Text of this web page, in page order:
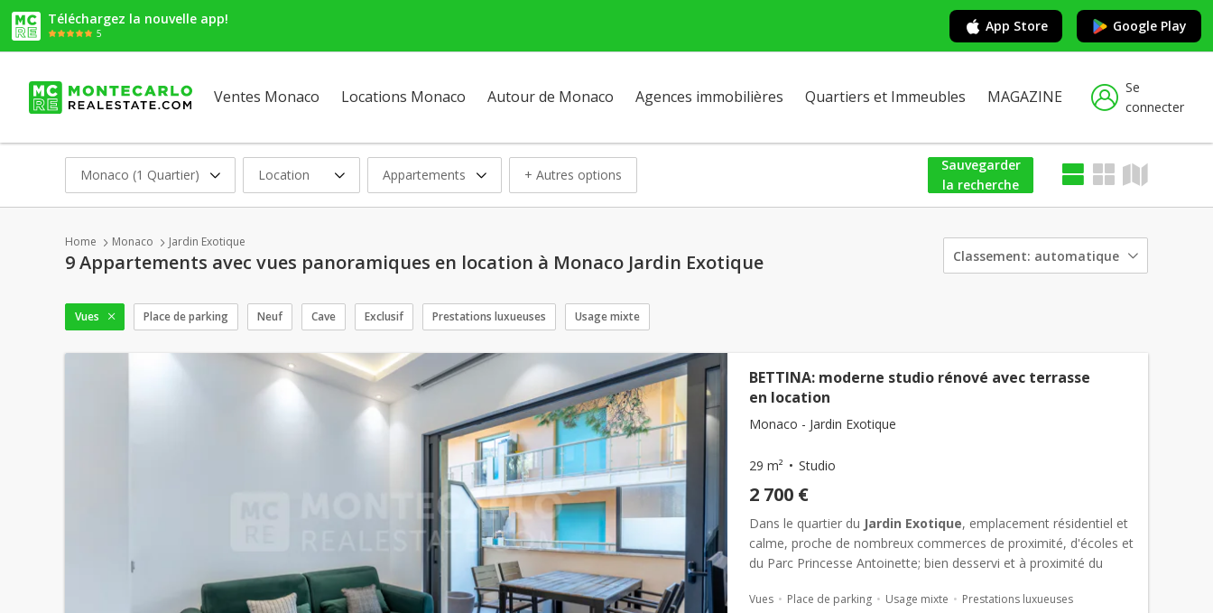
Téléchargez la nouvelle app!
5 App Store Google Play
Ventes Monaco Locations Monaco Autour de Monaco Agences immobilières Quartiers et Immeubles MAGAZINE
Se
connecter
Monaco (1 Quartier) Location Appartements + Autres options
Classement: automatique
Sauvegarder
la recherche
Home Monaco Jardin Exotique
9 Appartements avec vues panoramiques en location à Monaco Jardin Exotique
Vues Place de parking Neuf Cave Exclusif Prestations luxueuses Usage mixte
BETTINA: moderne studio rénové avec terrasse
en location
Monaco - Jardin Exotique
29 m² Studio
2 700 €
Dans le quartier du Jardin Exotique, emplacement résidentiel et
calme, proche de nombreux commerces de proximité, d'écoles et
du Parc Princesse Antoinette; bien desservi et à proximité du
Vues Place de parking Usage mixte Prestations luxueuses